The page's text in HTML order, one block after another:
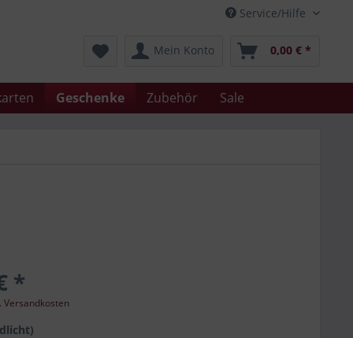
Service/Hilfe
Mein Konto 0,00 € *
Geschenke Zubehör Sale
*
Versandkosten